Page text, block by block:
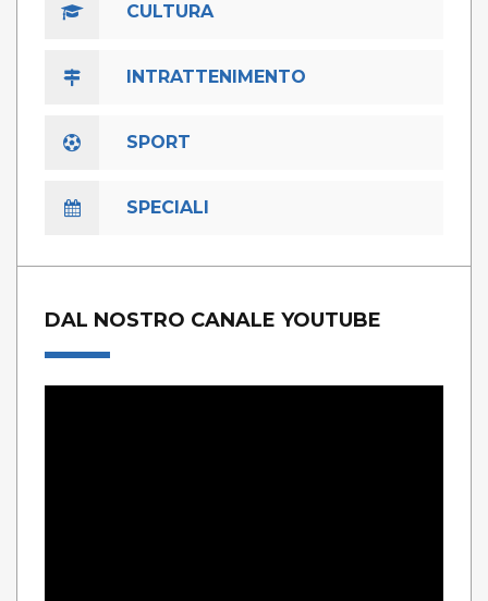
CULTURA
INTRATTENIMENTO
SPORT
SPECIALI
DAL NOSTRO CANALE YOUTUBE